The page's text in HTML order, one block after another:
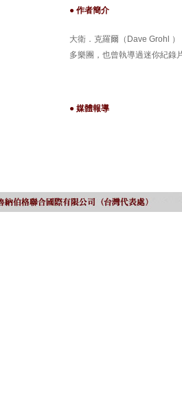
● 作者簡介
大衛．克羅爾（Dave Grohl
多樂團，也曾執導過迷你紀錄
● 媒體報導